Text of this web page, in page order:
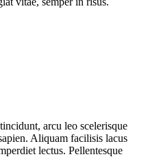
arcu leo scelerisque
Aliquam facilisis lacus
lectus. Pellentesque